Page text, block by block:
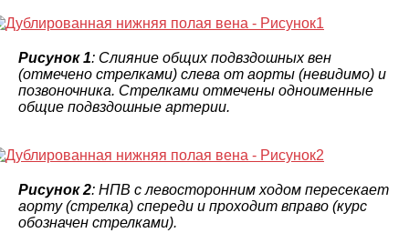
Рисунок 1: Слияние общих подвздошных вен
(отмечено стрелками) слева от аорты (невидимо) и
позвоночника. Стрелками отмечены одноименные
общие подвздошные артерии.
Рисунок 2: НПВ с левосторонним ходом пересекает
аорту (стрелка) спереди и проходит вправо (курс
обозначен стрелками).